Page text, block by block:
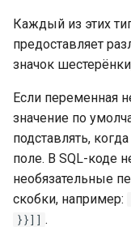
Каждый из этих
предоставляет
значок
Если переменная
значение по
подставлять,
поле. В SQL-коде
необязательные
скобки, например:
}}]] .